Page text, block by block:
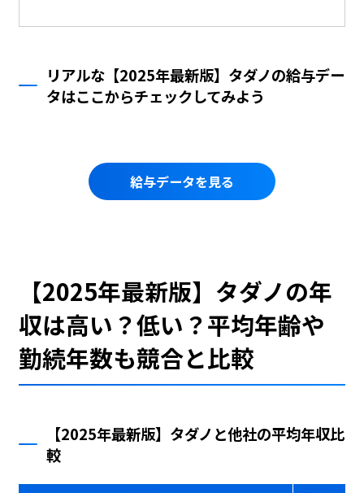
リアルな【2025年最新版】タダノの給与デー
タはここからチェックしてみよう
給与データを見る
【2025年最新版】タダノの年
収は高い？低い？平均年齢や
勤続年数も競合と比較
【2025年最新版】タダノと他社の平均年収比
較